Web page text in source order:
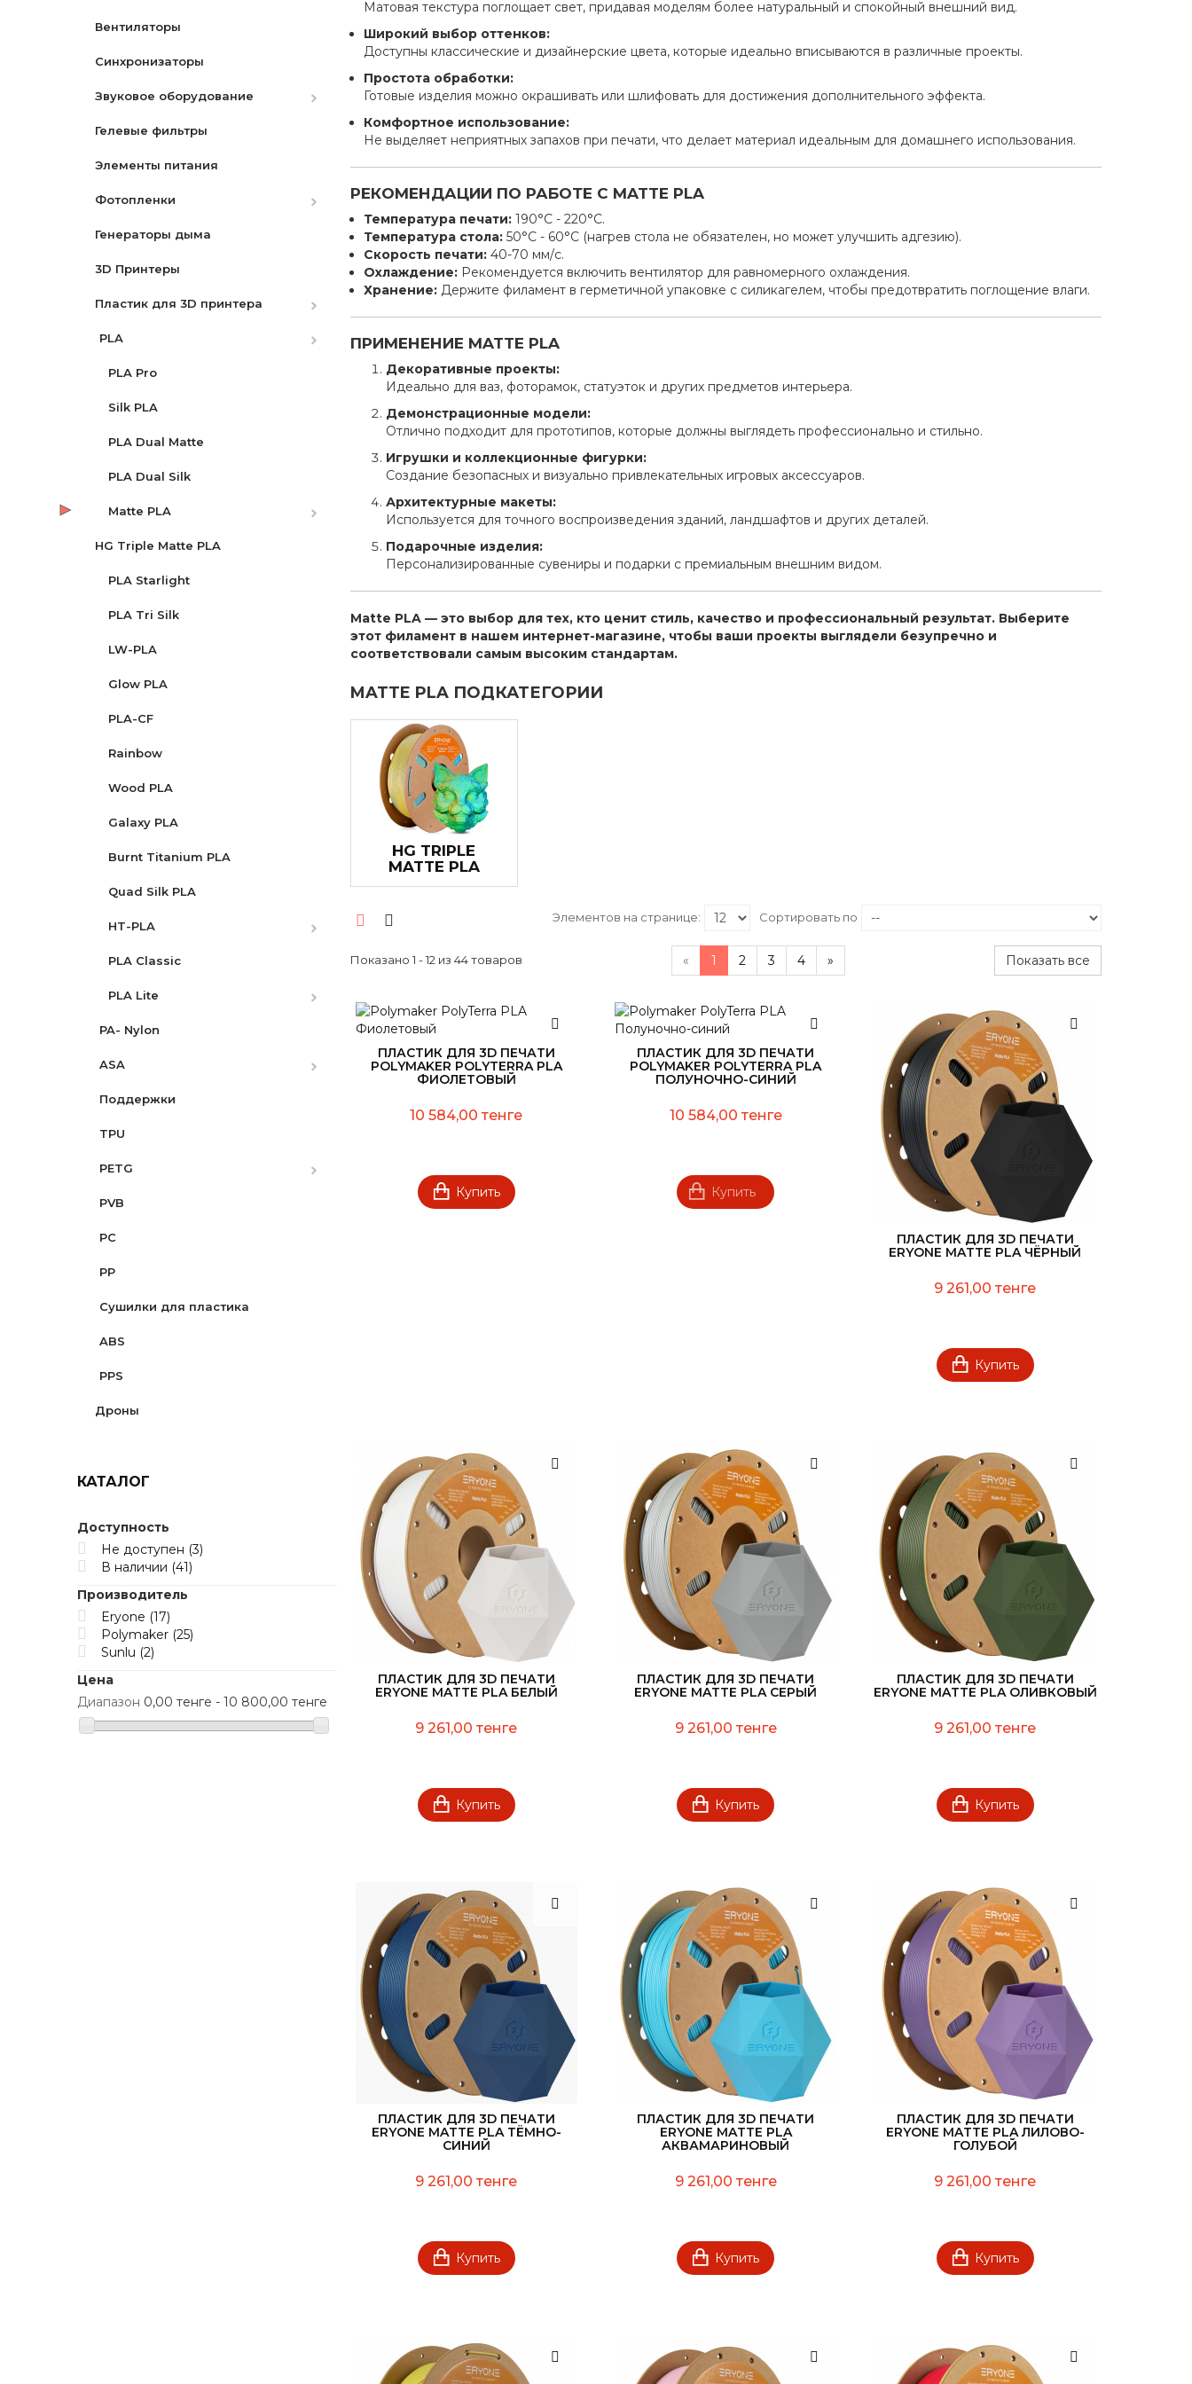
Аккумуляторы
Canon
Nikon
Зарядные устройства
Canon
Nikon
Sony
Ремни
Защитные экраны
Бленды
Разное
Видоискатели
Вентиляторы
Синхронизаторы
Звуковое оборудование
Микрофоны
Микшеры и адаптеры
Рекордеры
Гелевые фильтры
Элементы питания
Фотопленки
Фотопленки Черно-Белые
Фотопленка цветная
Генераторы дыма
3D Принтеры
Пластик для 3D принтера
PLA
PLA Pro
Silk PLA
PLA Dual Matte
PLA Dual Silk
Matte PLA
HG Triple Matte PLA
PLA Starlight
PLA Tri Silk
LW-PLA
Glow PLA
PLA-CF
Rainbow
Wood PLA
Galaxy PLA
Burnt Titanium PLA
Quad Silk PLA
HT-PLA
HT-PLA-GF
PLA Classic
PLA Lite
PLA Lite Rainbow
PA- Nylon
ASA
ASA-CF
ASA-GF
Поддержки
TPU
PETG
PETG-CF
PETG-GF
PETG Lite
PETG Matte
PVB
PC
PP
Cушилки для пластика
ABS
PPS
Дроны
КАТАЛОГ
Доступность
Не доступен (3)
В наличии (41)
Производитель
Eryone (17)
Polymaker (25)
Sunlu (2)
Цена
Диапазон 0,00 тенге - 10 800,00 тенге
Матовая текстура поглощает свет, придавая моделям более натуральный и спокойный внешний вид.
Широкий выбор оттенков:
Доступны классические и дизайнерские цвета, которые идеально вписываются в различные проекты.
Простота обработки:
Готовые изделия можно окрашивать или шлифовать для достижения дополнительного эффекта.
Комфортное использование:
Не выделяет неприятных запахов при печати, что делает материал идеальным для домашнего использования.
РЕКОМЕНДАЦИИ ПО РАБОТЕ С MATTE PLA
Температура печати:190°C - 220°C.
Температура стола:50°C - 60°C (нагрев стола не обязателен, но может улучшить адгезию).
Скорость печати:40-70 мм/с.
Охлаждение:Рекомендуется включить вентилятор для равномерного охлаждения.
Хранение:Держите филамент в герметичной упаковке с силикагелем, чтобы предотвратить поглощение влаги.
ПРИМЕНЕНИЕ MATTE PLA
Декоративные проекты:
Идеально для ваз, фоторамок, статуэток и других предметов интерьера.
Демонстрационные модели:
Отлично подходит для прототипов, которые должны выглядеть профессионально и стильно.
Игрушки и коллекционные фигурки:
Создание безопасных и визуально привлекательных игровых аксессуаров.
Архитектурные макеты:
Используется для точного воспроизведения зданий, ландшафтов и других деталей.
Подарочные изделия:
Персонализированные сувениры и подарки с премиальным внешним видом.
Matte PLA — это выбор для тех, кто ценит стиль, качество и профессиональный результат. Выберите
этот филамент в нашем интернет-магазине, чтобы ваши проекты выглядели безупречно и
соответствовали самым высоким стандартам.
MATTE PLA ПОДКАТЕГОРИИ
HG TRIPLE
MATTE PLA
Сортировать по
Элементов на странице:
« 1 2 3 4 » Показать все
Показано 1 - 12 из 44 товаров
ПЛАСТИК ДЛЯ 3D ПЕЧАТИ
POLYMAKER POLYTERRA PLA
ФИОЛЕТОВЫЙ
10 584,00 тенге
Купить
ПЛАСТИК ДЛЯ 3D ПЕЧАТИ
POLYMAKER POLYTERRA PLA
ПОЛУНОЧНО-СИНИЙ
10 584,00 тенге
Купить
ПЛАСТИК ДЛЯ 3D ПЕЧАТИ
ERYONE MATTE PLA ЧЁРНЫЙ
9 261,00 тенге
Купить
ПЛАСТИК ДЛЯ 3D ПЕЧАТИ
ERYONE MATTE PLA БЕЛЫЙ
9 261,00 тенге
Купить
ПЛАСТИК ДЛЯ 3D ПЕЧАТИ
ERYONE MATTE PLA СЕРЫЙ
9 261,00 тенге
Купить
ПЛАСТИК ДЛЯ 3D ПЕЧАТИ
ERYONE MATTE PLA ОЛИВКОВЫЙ
9 261,00 тенге
Купить
ПЛАСТИК ДЛЯ 3D ПЕЧАТИ
ERYONE MATTE PLA ТЁМНО-
СИНИЙ
9 261,00 тенге
Купить
ПЛАСТИК ДЛЯ 3D ПЕЧАТИ
ERYONE MATTE PLA
АКВАМАРИНОВЫЙ
9 261,00 тенге
Купить
ПЛАСТИК ДЛЯ 3D ПЕЧАТИ
ERYONE MATTE PLA ЛИЛОВО-
ГОЛУБОЙ
9 261,00 тенге
Купить